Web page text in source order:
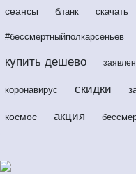
сеансы бланк скачать
#бессмертныйполкарсеньев
купить дешево
коронавирус скидки
космос акция